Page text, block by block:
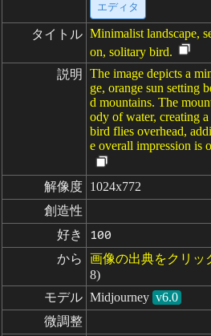
エディタ
タイトル Minimalist landscape,
on, solitary bird.
説明
The image depicts a
ge, orange sun setting
d mountains. The
ody of water, creating
bird flies overhead,
e overall impression is
解像度 1024x772
創造性
好き
100
から 画像の出典をクリッ
8)
モデル Midjourney v6.0
微調整